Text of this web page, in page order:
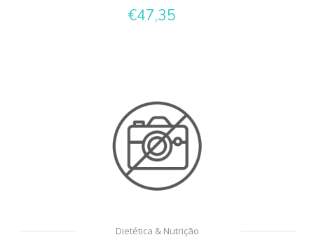
€47,35
Dietética & Nutrição